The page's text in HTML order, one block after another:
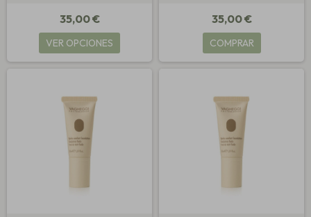
35,00 €
VER OPCIONES
35,00 €
COMPRAR